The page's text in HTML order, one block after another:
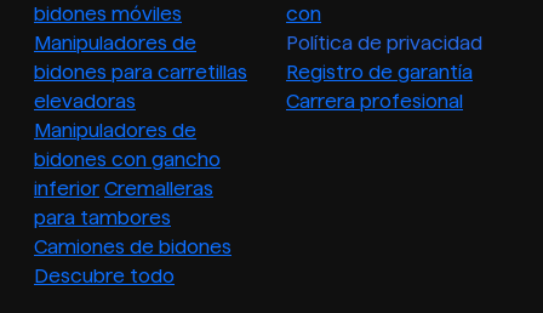
bidones móviles
Manipuladores de
bidones para carretillas
elevadoras
Manipuladores de
bidones con gancho
inferior Cremalleras
para tambores
Camiones de bidones
Descubre todo
con
Política de privacidad
Registro de garantía
Carrera profesional